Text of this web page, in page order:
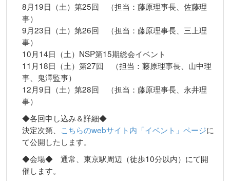
8月19日（土）第25回 （担当：藤原理事長、佐藤理
事）
9月23日（土）第26回 （担当：藤原理事長、三上理
事）
10月14日（土）NSP第15期総会イベント
11月18日（土）第27回 （担当：藤原理事長、山中理
事、鬼澤監事）
12月9日（土）第28回 （担当：藤原理事長、永井理
事）
◆各回申し込み＆詳細◆
決定次第、 こちらのwebサイト内「イベント」ページに
て公開したします。
◆会場◆ 通常、東京駅周辺（徒歩10分以内）にて開
催します。